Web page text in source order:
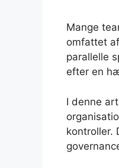
Mange
omfattet
parallelle
efter en
I denne
kontroller.